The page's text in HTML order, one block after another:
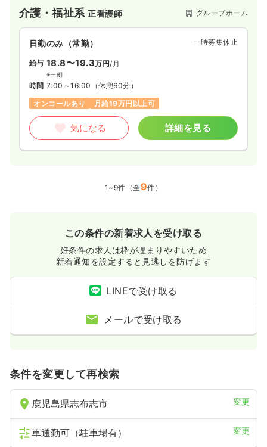
も利用可能な充実した環境で、利用者様の心身の健康と生きが
いを支えたい方に最適な職場です。
介護・福祉系正看護師 グループホーム
日勤のみ（常勤） 一時募集休止
給与 18.8〜19.3万円/月
※一例
時間 7:00～16:00 （休憩60分）
オンコールあり
月給19万円以上可
気になる 詳細を見る
1~9件（全9件）
この条件の新着求人を受け取る
好条件の求人は枠が埋まりやすいため
新着通知を設定すると見逃しを防げます
LINEで受け取る
メールで受け取る
条件を変更して再検索
鹿児島県志布志市 変更
車通勤可（駐車場有） 変更